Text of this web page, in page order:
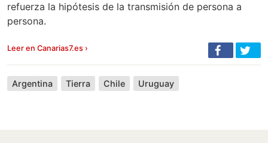
refuerza la hipótesis de la transmisión de persona a
persona.
Leer en Canarias7.es ›
Argentina Tierra Chile Uruguay